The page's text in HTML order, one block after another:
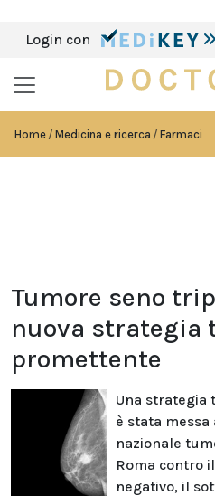
Login con
Home Medicina e ricerca Farmaci
Tumore seno
nuova strategia
promettente
Una strategia
è stata
nazionale
Roma contro
negativo, il